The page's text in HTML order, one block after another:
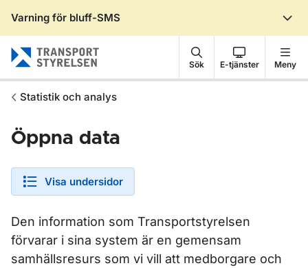
Varning för bluff-SMS
Sök E-tjänster Meny
Statistik och analys
Öppna data
Visa undersidor
Den information som Transportstyrelsen
förvarar i sina system är en gemensam
samhällsresurs som vi vill att medborgare och